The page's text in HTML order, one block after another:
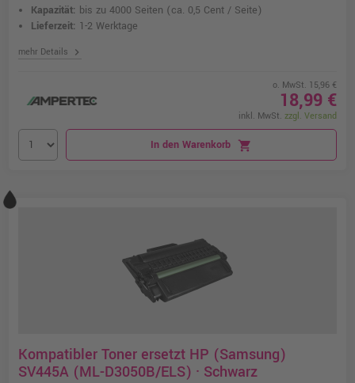
Kapazität: bis zu 4000 Seiten (ca. 0,5 Cent / Seite)
Lieferzeit: 1-2 Werktage
mehr Details chevron_right
o. MwSt. 15,96 €
18,99 €
inkl. MwSt. zzgl. Versand
In den Warenkorb shopping_cart
Kompatibler Toner ersetzt HP (Samsung)
SV445A (ML-D3050B/ELS) · Schwarz